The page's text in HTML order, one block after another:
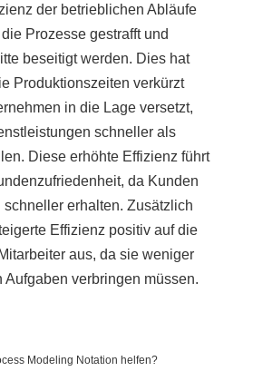
der betrieblichen Abläufe
Prozesse gestrafft und
beseitigt werden. Dies hat
Produktionszeiten verkürzt
in die Lage versetzt,
schneller als
Diese erhöhte Effizienz führt
da Kunden
erhalten. Zusätzlich
Effizienz positiv auf die
aus, da sie weniger
Aufgaben verbringen müssen.
Modeling Notation helfen?